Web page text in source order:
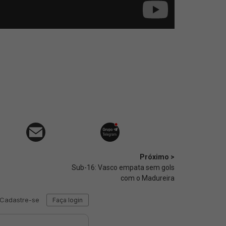
Próximo >
Sub-16: Vasco empata sem gols
com o Madureira